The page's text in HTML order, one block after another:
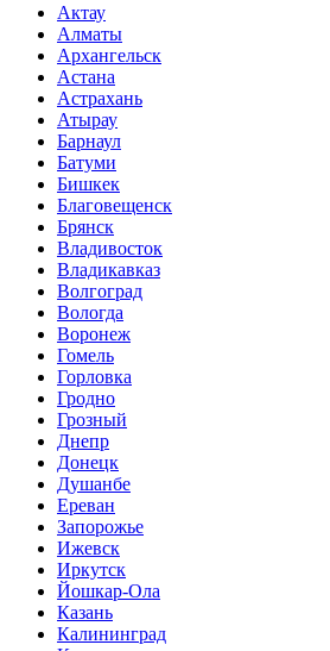
Актау
Алматы
Архангельск
Астана
Астрахань
Атырау
Барнаул
Батуми
Бишкек
Благовещенск
Брянск
Владивосток
Владикавказ
Волгоград
Вологда
Воронеж
Гомель
Горловка
Гродно
Грозный
Днепр
Донецк
Душанбе
Ереван
Запорожье
Ижевск
Иркутск
Йошкар-Ола
Казань
Калининград